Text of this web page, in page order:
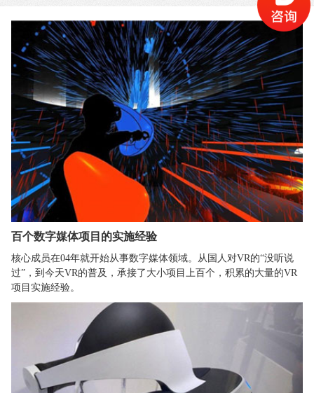
百个数字媒体项目的实施经验
核心成员在04年就开始从事数字媒体领域。从国人对VR的“没听说
过”，到今天VR的普及，承接了大小项目上百个，积累的大量的VR
项目实施经验。